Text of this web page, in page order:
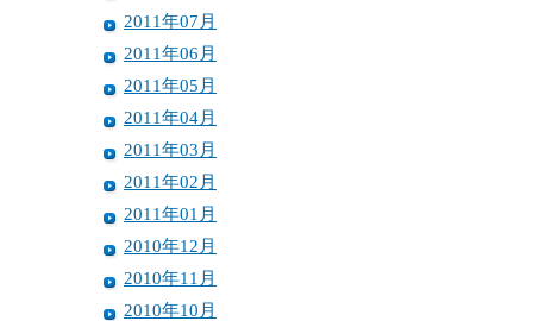
2011年07月
2011年06月
2011年05月
2011年04月
2011年03月
2011年02月
2011年01月
2010年12月
2010年11月
2010年10月